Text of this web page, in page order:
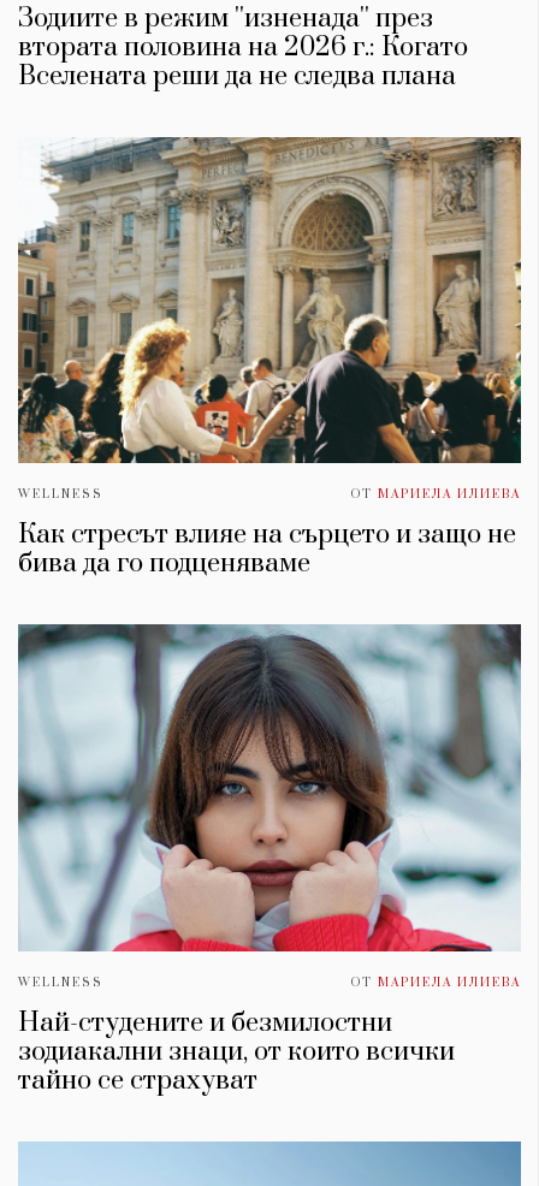
Зодиите в режим ''изненада'' през
втората половина на 2026 г.: Когато
Вселената реши да не следва плана
WELLNESS ОТ МАРИЕЛА ИЛИЕВА
Как стресът влияе на сърцето и защо не
бива да го подценяваме
WELLNESS ОТ МАРИЕЛА ИЛИЕВА
Най-студените и безмилостни
зодиакални знаци, от които всички
тайно се страхуват